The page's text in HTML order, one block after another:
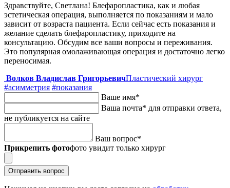
Здравствуйте, Светлана! Блефаропластика, как и любая
эстетическая операция, выполняется по показаниям и мало
зависит от возраста пациента. Если сейчас есть показания и
желание сделать блефаропластику, приходите на
консультацию. Обсудим все ваши вопросы и переживания.
Это популярная омолаживающая операция и достаточно легко
переносимая.
Волков Владислав ГригорьевичПластический хирург
#асимметрия #показания
Ваше имя*
Ваша почта* для отправки ответа,
не публикуется на сайте
Ваш вопрос*
Прикрепить фотофото увидит только хирург
Отправить вопрос